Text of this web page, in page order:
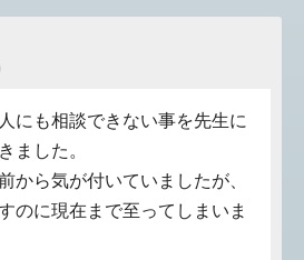
にも相談できない事を先生に
ました。
から気が付いていましたが、
のに現在まで至ってしまいま